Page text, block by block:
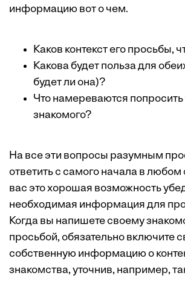
информацию вот о чем.
Каков контекст его просьбы,
Какова будет польза для
будет ли она)?
Что намереваются
знакомого?
На все эти вопросы разумным
ответить с самого начала в любом
вас это хорошая возможность
необходимая информация для
Когда вы напишете своему
просьбой, обязательно включите
собственную информацию о
знакомства, уточнив, например,